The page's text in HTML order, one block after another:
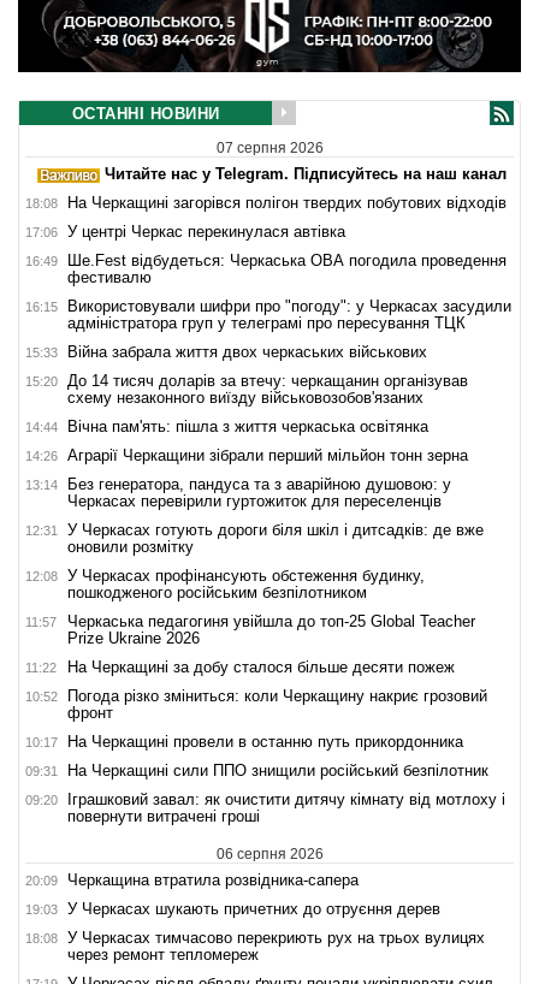
ОСТАННІ НОВИНИ
07 серпня 2026
Читайте нас у Telegram. Підписуйтесь на наш канал
18:08 На Черкащині загорівся полігон твердих побутових відходів
17:06 У центрі Черкас перекинулася автівка
16:49
Ше.Fest відбудеться: Черкаська ОВА погодила проведення
фестивалю
16:15
Використовували шифри про "погоду": у Черкасах засудили
адміністратора груп у телеграмі про пересування ТЦК
15:33 Війна забрала життя двох черкаських військових
15:20
До 14 тисяч доларів за втечу: черкащанин організував
схему незаконного виїзду військовозобов'язаних
14:44 Вічна пам'ять: пішла з життя черкаська освітянка
14:26 Аграрії Черкащини зібрали перший мільйон тонн зерна
13:14
Без генератора, пандуса та з аварійною душовою: у
Черкасах перевірили гуртожиток для переселенців
12:31
У Черкасах готують дороги біля шкіл і дитсадків: де вже
оновили розмітку
12:08
У Черкасах профінансують обстеження будинку,
пошкодженого російським безпілотником
11:57
Черкаська педагогиня увійшла до топ-25 Global Teacher
Prize Ukraine 2026
11:22 На Черкащині за добу сталося більше десяти пожеж
10:52
Погода різко зміниться: коли Черкащину накриє грозовий
фронт
10:17 На Черкащині провели в останню путь прикордонника
09:31 На Черкащині сили ППО знищили російський безпілотник
09:20
Іграшковий завал: як очистити дитячу кімнату від мотлоху і
повернути витрачені гроші
06 серпня 2026
20:09 Черкащина втратила розвідника-сапера
19:03 У Черкасах шукають причетних до отруєння дерев
18:08
У Черкасах тимчасово перекриють рух на трьох вулицях
через ремонт тепломереж